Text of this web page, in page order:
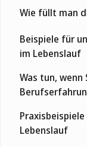
Wie füllt man
Beispiele für
im Lebenslauf
Was tun, wenn
Lebenslauf